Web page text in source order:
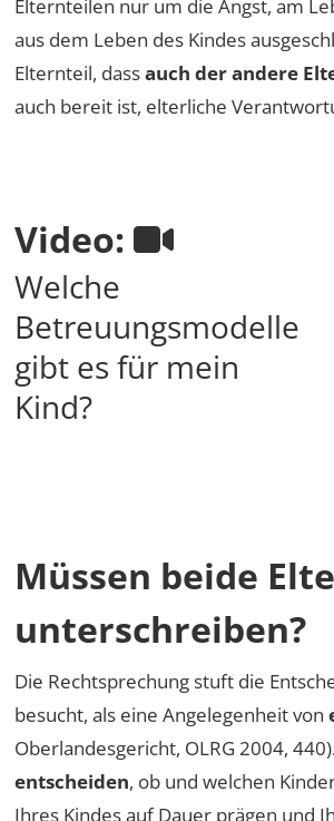
Elternteilen nur um die Angst, am
aus dem Leben des Kindes
Elternteil, dassauch der andere
auch bereit ist, elterliche
Video:
Welche
Betreuungsmodelle
gibt es für mein
Kind?
Müssen beide
unterschreiben?
Die Rechtsprechung stuft die
besucht, als eine Angelegenheit von
Oberlandesgericht, OLRG 2004,
entscheiden, ob und welchen
Ihres Kindes auf Dauer prägen und